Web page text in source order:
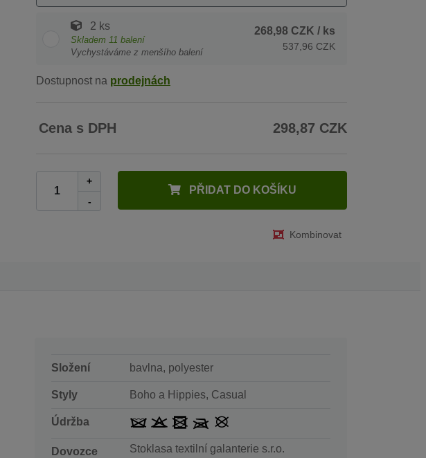
2 ks
Skladem 11 balení
Vychystáváme z menšího balení
268,98 CZK / ks
537,96 CZK
Dostupnost na prodejnách
Cena s DPH 298,87 CZK
+
-
PŘIDAT DO KOŠÍKU
Kombinovat
Složení bavlna, polyester
Styly Boho a Hippies, Casual
Údržba
Dovozce
Stoklasa textilní galanterie s.r.o.